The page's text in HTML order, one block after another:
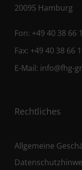
20095 Hamburg
Fon: +49 40 38 66
Fax: +49 40 38 66
E-Mail: info@fhg-
Rechtliches
Allgemeine